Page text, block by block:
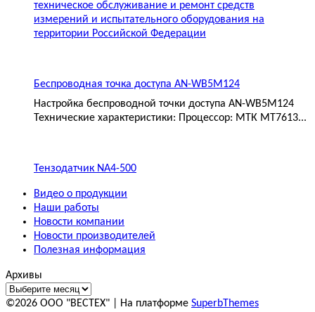
техническое обслуживание и ремонт средств
измерений и испытательного оборудования на
территории Российской Федерации
Беспроводная точка доступа AN-WB5M124
Настройка беспроводной точки доступа AN-WB5M124
Технические характеристики: Процессор: МТК MT7613...
Тензодатчик NA4-500
Видео о продукции
Наши работы
Новости компании
Новости производителей
Полезная информация
Архивы
©2026 ООО "ВЕСТЕХ" | На платформе SuperbThemes